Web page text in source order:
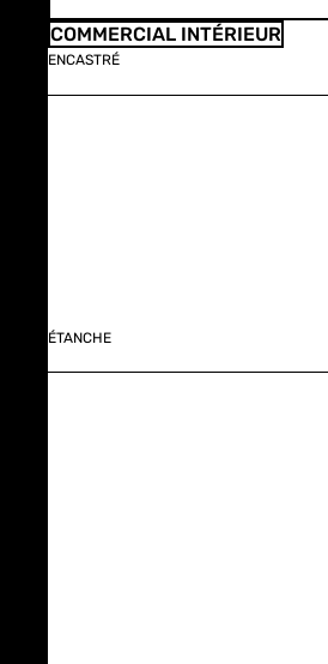
COMMERCIAL INTÉRIEUR
ENCASTRÉ
ÉTANCHE